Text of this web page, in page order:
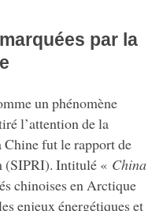
par la
un phénomène
l’attention de la
Chine fut le rapport de
(SIPRI). Intitulé « China
chinoises en Arctique
enjeux énergétiques et